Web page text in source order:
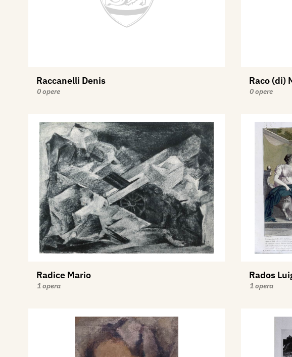
Raccanelli Denis
0 opere
Raco (di)
0 opere
Radice Mario
1 opera
Rados
1 opera